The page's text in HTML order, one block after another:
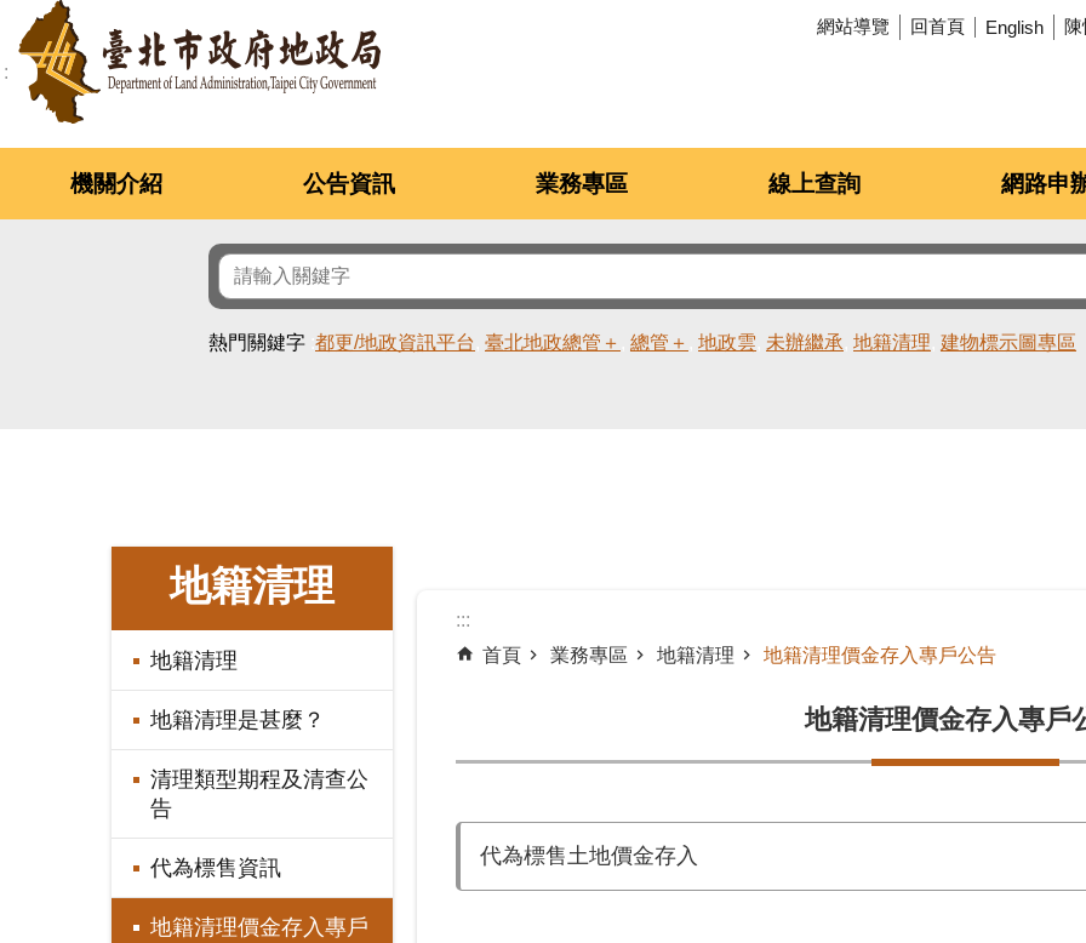
跳到主要內容區塊 網站導覽 回首頁 English
機關介紹 公告資訊 業務專區 線上查詢 網路申
熱門關鍵字 都更/地政資訊平台 臺北地政總管＋ 總管＋ 地政雲 未辦繼承 地籍清理 建物標示圖專區
地籍清理
地籍清理
地籍清理是甚麼？
清理類型期程及清查公
告
代為標售資訊
地籍清理價金存入專戶
:::
首頁
業務專區 地籍清理 地籍清理價金存入專戶公告
地籍清理價金存入專戶
代為標售土地價金存入